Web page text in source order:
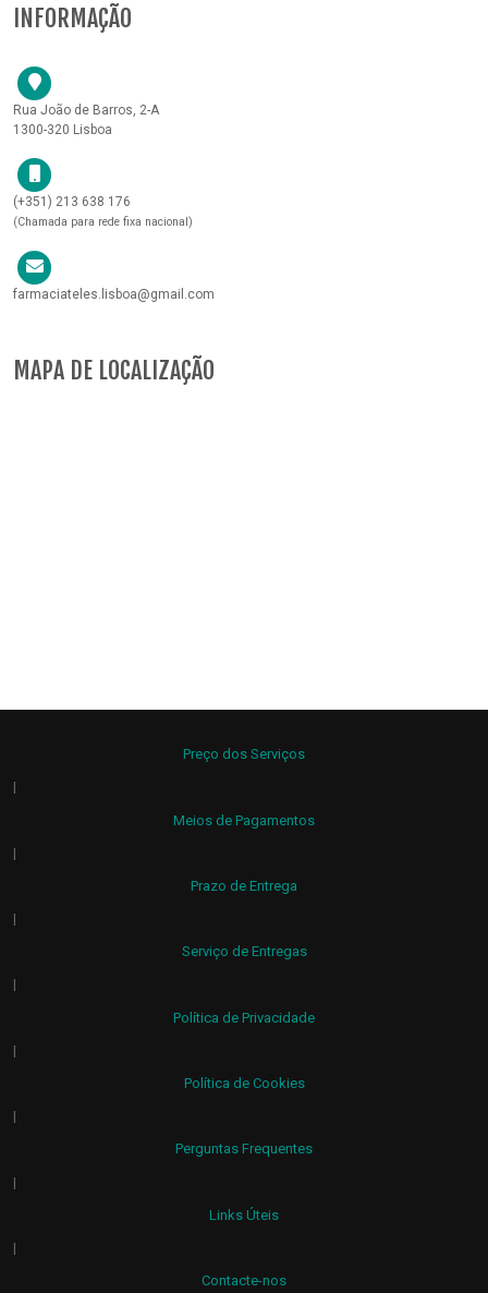
INFORMAÇÃO
Rua João de Barros, 2-A
1300-320 Lisboa
(+351) 213 638 176
(Chamada para rede fixa nacional)
farmaciateles.lisboa@gmail.com
MAPA DE LOCALIZAÇÃO
Preço dos Serviços
|
Meios de Pagamentos
|
Prazo de Entrega
|
Serviço de Entregas
|
Política de Privacidade
|
Política de Cookies
|
Perguntas Frequentes
|
Links Úteis
|
Contacte-nos